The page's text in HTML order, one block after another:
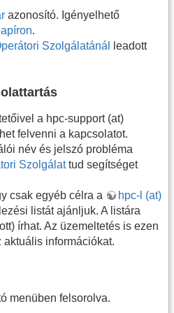
azonosító. Igényelhető
.
Szolgálatánál
leadott
a hpc-support (at)
felvenni a kapcsolatot.
név és jelszó probléma
Szolgálattud segítséget
csak egyéb célra a
hpc-l (at)
listát ajánljuk. A listára
írhat. Az üzemeltetés is ezen
információkat.
menüben felsorolva.